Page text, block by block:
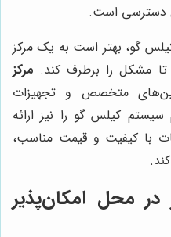
دسترسی است.
گو، بهتر است به یک مرکز
مشکل را برطرف کند. مرکز
متخصص و تجهیزات
کیلس گو را نیز ارائه
با کیفیت و قیمت مناسب،
محل امکان‌پذیر